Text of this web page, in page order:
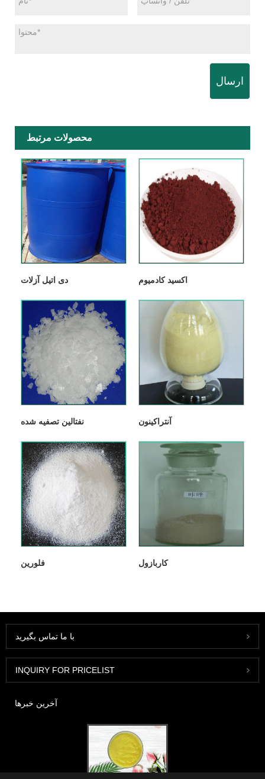
ارسال
محصولات مرتبط
دی اتیل آزلات اکسید کادمیوم
نفتالین تصفیه شده آنتراكینون
فلورین کاربازول
با ما تماس بگیرید
INQUIRY FOR PRICELIST
آخرین خبرها